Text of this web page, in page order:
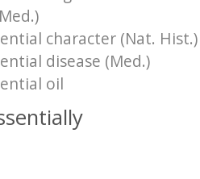
character (Nat. Hist.)
disease (Med.)
oil